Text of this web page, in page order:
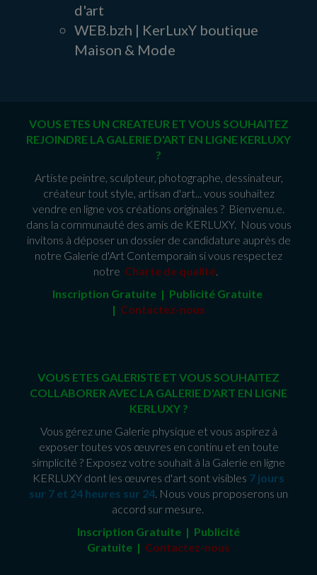
d'art
WEB.bzh | KerLuxY boutique
Maison & Mode
VOUS ETES UN CREATEUR ET VOUS SOUHAITEZ
REJOINDRE LA GALERIE D'ART EN LIGNE KERLUXY
?
Artiste peintre, sculpteur, photographe, dessinateur,
créateur tout style, artisan d'art... vous souhaitez
vendre en ligne vos créations originales ? Bienvenu.e.
dans la communauté des amis de KERLUXY. Nous vous
invitons à déposer un dossier de candidature auprès de
notre Galerie d'Art Contemporain si vous respectez
notre Charte de qualité.
Inscription Gratuite | Publicité Gratuite
| Contactez-nous
VOUS ETES GALERISTE ET VOUS SOUHAITEZ
COLLABORER AVEC LA GALERIE D'ART EN LIGNE
KERLUXY ?
Vous gérez une Galerie physique et vous aspirez à
exposer toutes vos œuvres en continu et en toute
simplicité ? Exposez votre souhait à la Galerie en ligne
KERLUXY dont les œuvres d'art sont visibles 7 jours
sur 7 et 24 heures sur 24 . Nous vous proposerons un
accord sur mesure.
Inscription Gratuite | Publicité
Gratuite | Contactez-nous